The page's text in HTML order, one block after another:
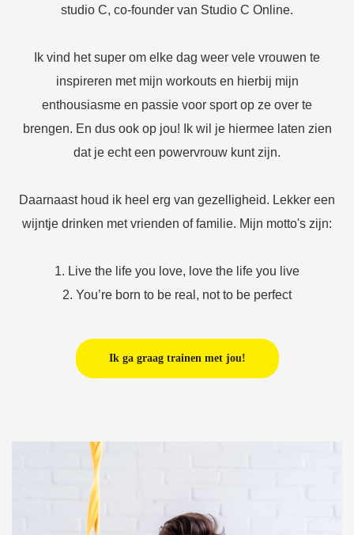
studio C, co-founder van Studio C Online.
Ik vind het super om elke dag weer vele vrouwen te
inspireren met mijn workouts en hierbij mijn
enthousiasme en passie voor sport op ze over te
brengen. En dus ook op jou! Ik wil je hiermee laten zien
dat je echt een powervrouw kunt zijn.
Daarnaast houd ik heel erg van gezelligheid. Lekker een
wijntje drinken met vrienden of familie. Mijn motto's zijn:
1. Live the life you love, love the life you live
2. You’re born to be real, not to be perfect
Ik ga graag trainen met jou!